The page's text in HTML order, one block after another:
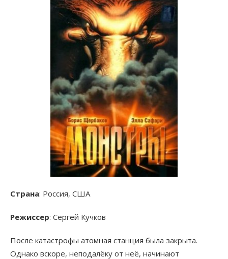
Страна: Россия, США
Режиссер: Сергей Кучков
После катастрофы атомная станция была закрыта.
Однако вскоре, неподалёку от неё, начинают